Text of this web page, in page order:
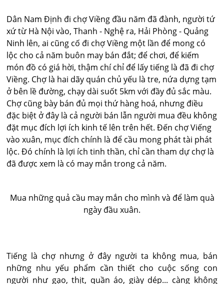
Dân Nam Ðịnh đi chợ Viềng đầu năm đã đành, người tứ
xứ từ Hà Nội vào, Thanh - Nghệ ra, Hải Phòng - Quảng
Ninh lên, ai cũng cố đi chợ Viềng một lần để mong có
lộc cho cả năm buôn may bán đắt; để chơi, để kiếm
món đồ có giá hời, thậm chí chỉ để lấy tiếng là đã đi chợ
Viềng. Chợ là hai dãy quán chủ yếu là tre, nứa dựng tạm
ở bên lề đường, chạy dài suốt 5km với đầy đủ sắc màu.
Chợ cũng bày bán đủ mọi thứ hàng hoá, nhưng điều
đặc biệt ở đây là cả người bán lẫn người mua đều không
đặt mục đích lợi ích kinh tế lên trên hết. Ðến chợ Viếng
vào xuân, mục đích chính là để cầu mong phát tài phát
lộc. Ðó chính là lợi ích tinh thần, chỉ cần tham dự chợ là
đã được xem là có may mắn trong cả năm.
Mua những quả cầu may mắn cho mình và để làm quà
ngày đầu xuân.
Tiếng là chợ nhưng ở đây người ta không mua, bán
những nhu yếu phẩm cần thiết cho cuộc sống con
người như gạo, thịt, quần áo, giày dép... càng không